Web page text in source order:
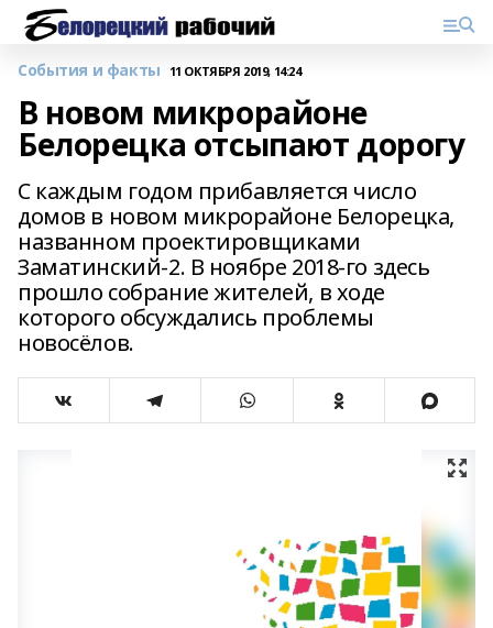
События и факты 11 ОКТЯБРЯ 2019, 14:24
В новом микрорайоне
Белорецка отсыпают дорогу
С каждым годом прибавляется число
домов в новом микрорайоне Белорецка,
названном проектировщиками
Заматинский-2. В ноябре 2018-го здесь
прошло собрание жителей, в ходе
которого обсуждались проблемы
новосёлов.